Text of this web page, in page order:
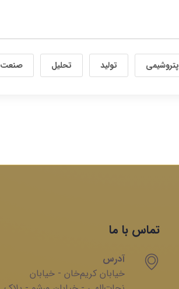
پتروشیمی تولید تحلیل صنعت
تماس با ما
آدرس
خیابان‌ کریم‌‌خان - خیابان